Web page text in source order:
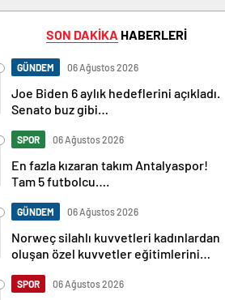
SON DAKİKA HABERLERİ
GÜNDEM 06 Ağustos 2026
Joe Biden 6 aylık hedeflerini açıkladı.
Senato buz gibi…
SPOR 06 Ağustos 2026
En fazla kızaran takım Antalyaspor!
Tam 5 futbolcu….
GÜNDEM 06 Ağustos 2026
Norweç silahlı kuvvetleri kadınlardan
oluşan özel kuvvetler eğitimlerini
SPOR 06 Ağustos 2026